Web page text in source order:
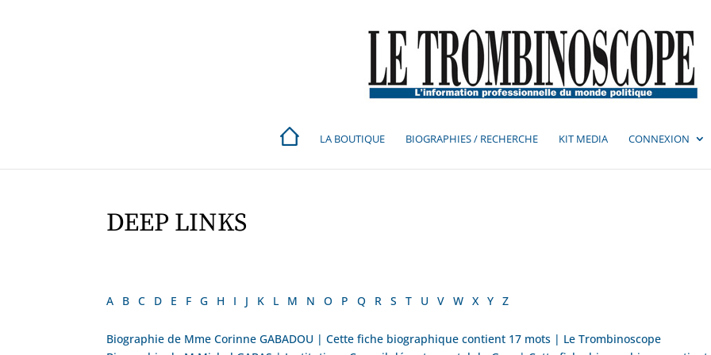
LA BOUTIQUE BIOGRAPHIES / RECHERCHE KIT MEDIA CONNEXION
DEEP LINKS
A B C D E F G H I J K L M N O P Q R S T U V W X Y Z
Biographie de Mme Corinne GABADOU | Cette fiche biographique contient 17 mots | Le Trombinoscope